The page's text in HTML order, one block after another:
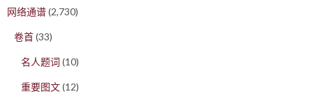
网络通谱(2,730)
卷首(33)
名人题词 (10)
重要图文(12)